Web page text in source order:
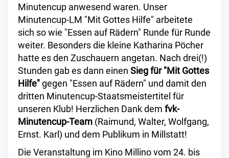
Minutencup anwesend waren. Unser
Minutencup-LM "Mit Gottes Hilfe" arbeitete
sich so wie "Essen auf Rädern" Runde für Runde
weiter. Besonders die kleine Katharina Pöcher
hatte es den Zuschauern angetan. Nach drei(!)
Stunden gab es dann einen Sieg für "Mit Gottes
Hilfe"gegen "Essen auf Rädern" und damit den
dritten Minutencup-Staatsmeistertitel für
unseren Klub! Herzlichen Dank dem fvk-
Minutencup-Team (Raimund, Walter, Wolfgang,
Ernst. Karl) und dem Publikum in Millstatt!
Die Veranstaltung im Kino Millino vom 24. bis